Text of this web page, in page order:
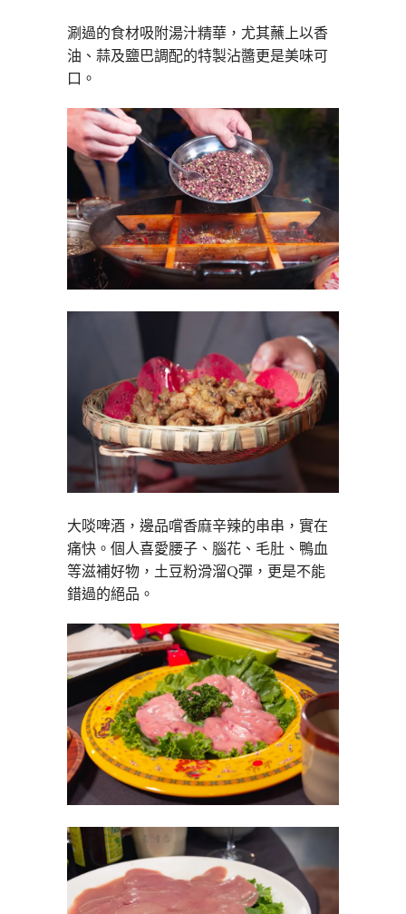
涮過的食材吸附湯汁精華，尤其蘸上以香
油、蒜及鹽巴調配的特製沾醬更是美味可
口。
大啖啤酒，邊品嚐香麻辛辣的串串，實在
痛快。個人喜愛腰子、腦花、毛肚、鴨血
等滋補好物，土豆粉滑溜Q彈，更是不能
錯過的絕品。